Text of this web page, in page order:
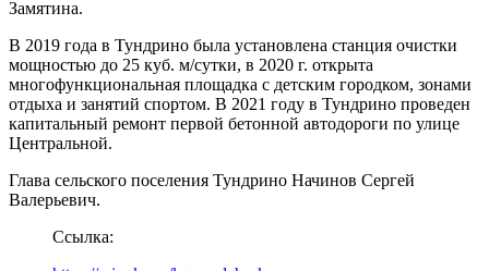
Замятина.
В 2019 года в Тундрино была установлена станция очистки
мощностью до 25 куб. м/сутки, в 2020 г. открыта
многофункциональная площадка с детским городком, зонами
отдыха и занятий спортом. В 2021 году в Тундрино проведен
капитальный ремонт первой бетонной автодороги по улице
Центральной.
Глава сельского поселения Тундрино Начинов Сергей
Валерьевич.
Ссылка: